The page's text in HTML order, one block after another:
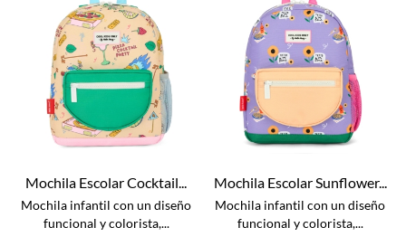
Mochila Escolar Cocktail...
Mochila infantil con un diseño
funcional y colorista,...
Mochila Escolar Sunflower...
Mochila infantil con un diseño
funcional y colorista,...